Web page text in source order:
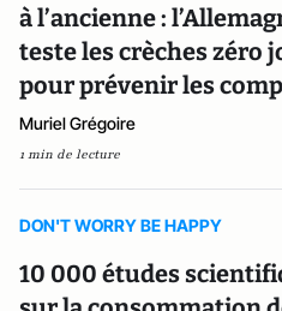
à l’ancienne :
teste les crèches zéro
pour prévenir les
Muriel Grégoire
1 min de lecture
DON'T WORRY BE HAPPY
10 000 études